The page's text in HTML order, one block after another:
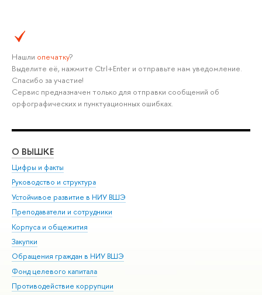
Нашли опечатку?
Выделите её, нажмите Ctrl+Enter и отправьте нам уведомление.
Спасибо за участие!
Сервис предназначен только для отправки сообщений об
орфографических и пунктуационных ошибках.
О ВЫШКЕ
Цифры и факты
Руководство и структура
Устойчивое развитие в НИУ ВШЭ
Преподаватели и сотрудники
Корпуса и общежития
Закупки
Обращения граждан в НИУ ВШЭ
Фонд целевого капитала
Противодействие коррупции